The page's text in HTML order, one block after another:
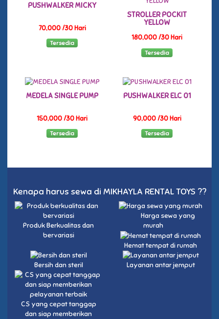
PUSHWALKER MICKY
70,000 /30 Hari
Tersedia
STROLLER POCKIT
YELLOW
180,000 /30 Hari
Tersedia
MEDELA SINGLE PUMP
150,000 /30 Hari
Tersedia
PUSHWALKER ELC 01
90,000 /30 Hari
Tersedia
Kenapa harus sewa di MIKHAYLA RENTAL TOYS ??
Produk Berkualitas dan
bervariasi
Harga sewa yang
murah
Hemat tempat di rumah
Bersih dan steril Layanan antar jemput
CS yang cepat tanggap
dan siap memberikan